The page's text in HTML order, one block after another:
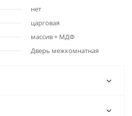
нет
царговая
массив + МДФ
Дверь межкомнатная